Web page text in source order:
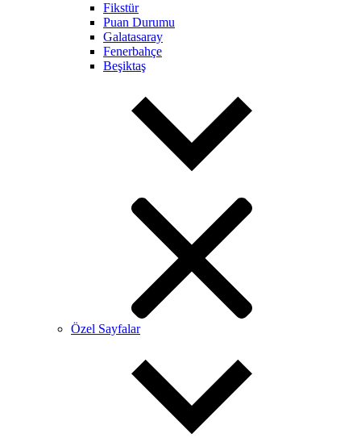
Fikstür
Puan Durumu
Galatasaray
Fenerbahçe
Beşiktaş
Özel Sayfalar